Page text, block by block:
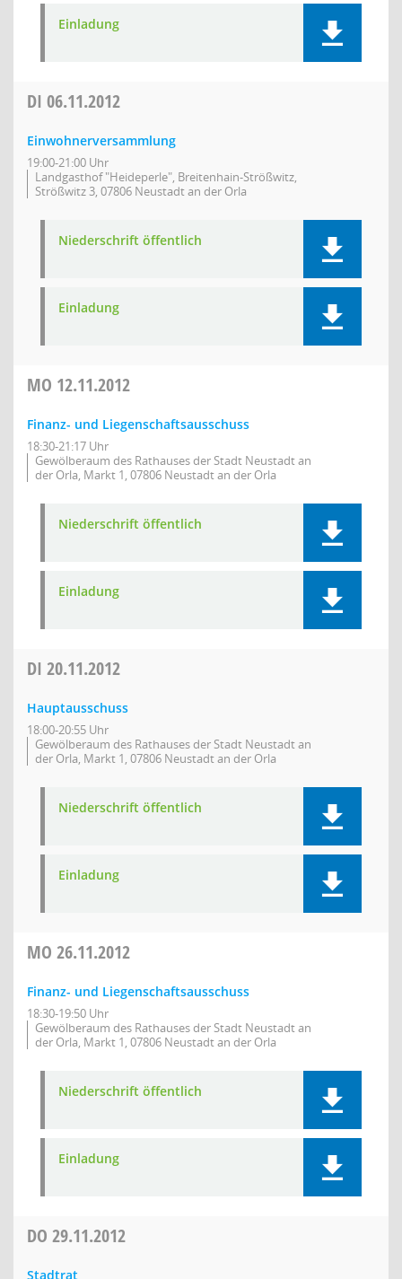
Einladung
DI 06.11.2012
Einwohnerversammlung
19:00-21:00 Uhr
Landgasthof "Heideperle", Breitenhain-Strößwitz,
Strößwitz 3, 07806 Neustadt an der Orla
Niederschrift öffentlich
Einladung
MO 12.11.2012
Finanz- und Liegenschaftsausschuss
18:30-21:17 Uhr
Gewölberaum des Rathauses der Stadt Neustadt an
der Orla, Markt 1, 07806 Neustadt an der Orla
Niederschrift öffentlich
Einladung
DI 20.11.2012
Hauptausschuss
18:00-20:55 Uhr
Gewölberaum des Rathauses der Stadt Neustadt an
der Orla, Markt 1, 07806 Neustadt an der Orla
Niederschrift öffentlich
Einladung
MO 26.11.2012
Finanz- und Liegenschaftsausschuss
18:30-19:50 Uhr
Gewölberaum des Rathauses der Stadt Neustadt an
der Orla, Markt 1, 07806 Neustadt an der Orla
Niederschrift öffentlich
Einladung
DO 29.11.2012
Stadtrat